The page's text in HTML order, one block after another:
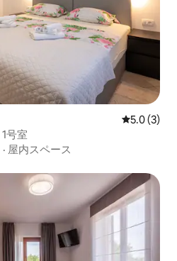
レビュー3
5.0 (3)
号室
· 屋内スペース